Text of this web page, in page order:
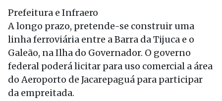
Prefeitura e Infraero
A longo prazo, pretende-se construir uma
linha ferroviária entre a Barra da Tijuca e o
Galeão, na Ilha do Governador. O governo
federal poderá licitar para uso comercial a área
do Aeroporto de Jacarepaguá para participar
da empreitada.